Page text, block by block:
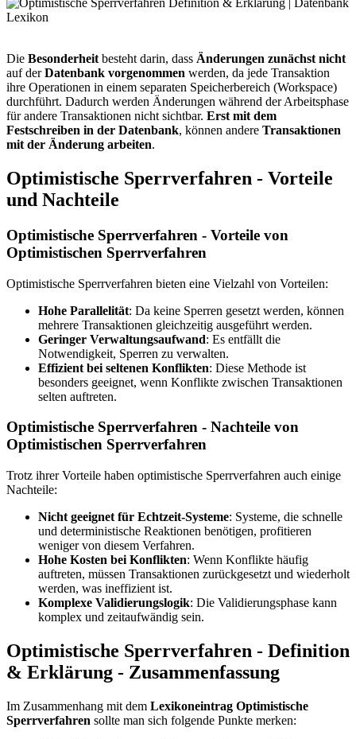
Die Besonderheit besteht darin, dass Änderungen zunächst nicht
auf derDatenbank vorgenommen werden, da jede Transaktion
ihre Operationen in einem separaten Speicherbereich (Workspace)
durchführt. Dadurch werden Änderungen während der Arbeitsphase
für andere Transaktionen nicht sichtbar. Erst mit dem
Festschreiben in der Datenbank, können andere Transaktionen
mit der Änderung arbeiten.
Optimistische Sperrverfahren - Vorteile
und Nachteile
Optimistische Sperrverfahren - Vorteile von
Optimistischen Sperrverfahren
Optimistische Sperrverfahren bieten eine Vielzahl von Vorteilen:
Hohe Parallelität: Da keine Sperren gesetzt werden, können
mehrere Transaktionen gleichzeitig ausgeführt werden.
Geringer Verwaltungsaufwand: Es entfällt die
Notwendigkeit, Sperren zu verwalten.
Effizient bei seltenen Konflikten: Diese Methode ist
besonders geeignet, wenn Konflikte zwischen Transaktionen
selten auftreten.
Optimistische Sperrverfahren - Nachteile von
Optimistischen Sperrverfahren
Trotz ihrer Vorteile haben optimistische Sperrverfahren auch einige
Nachteile:
Nicht geeignet für Echtzeit-Systeme: Systeme, die schnelle
und deterministische Reaktionen benötigen, profitieren
weniger von diesem Verfahren.
Hohe Kosten bei Konflikten: Wenn Konflikte häufig
auftreten, müssen Transaktionen zurückgesetzt und wiederholt
werden, was ineffizient ist.
Komplexe Validierungslogik: Die Validierungsphase kann
komplex und zeitaufwändig sein.
Optimistische Sperrverfahren - Definition
& Erklärung - Zusammenfassung
Im Zusammenhang mit dem Lexikoneintrag Optimistische
Sperrverfahren sollte man sich folgende Punkte merken: